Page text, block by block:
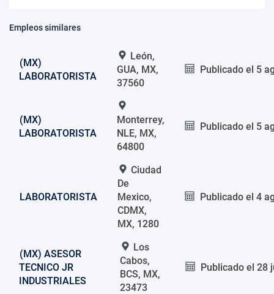
Empleos similares
(MX)
LABORATORISTA
León,
GUA, MX,
37560
Publicado el 5
(MX)
LABORATORISTA
Monterrey,
NLE, MX,
64800
Publicado el 5
LABORATORISTA
Ciudad
De
Mexico,
CDMX,
MX, 1280
Publicado el 4
(MX) ASESOR
TECNICO JR
INDUSTRIALES
Los
Cabos,
BCS, MX,
23473
Publicado el 28